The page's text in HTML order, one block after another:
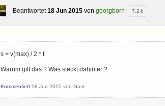
Beantwortet 18 Jun 2015 vongeorgborn 7,2 k
s = v(max) / 2 * t
Warum gilt das ? Was steckt dahinter ?
Kommentiert 18 Jun 2015 vonGast